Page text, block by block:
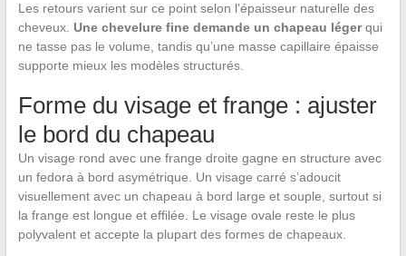
Les retours varient sur ce point selon l’épaisseur naturelle des
cheveux. Une chevelure fine demande un chapeau légerqui
ne tasse pas le volume, tandis qu’une masse capillaire épaisse
supporte mieux les modèles structurés.
Forme du visage et frange : ajuster
le bord du chapeau
Un visage rond avec une frange droite gagne en structure avec
un fedora à bord asymétrique. Un visage carré s’adoucit
visuellement avec un chapeau à bord large et souple, surtout si
la frange est longue et effilée. Le visage ovale reste le plus
polyvalent et accepte la plupart des formes de chapeaux.